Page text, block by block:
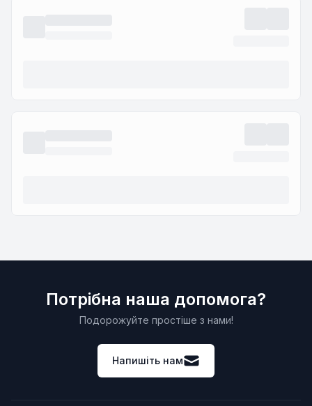
Потрібна наша допомога?
Подорожуйте простіше з нами!
Напишіть нам